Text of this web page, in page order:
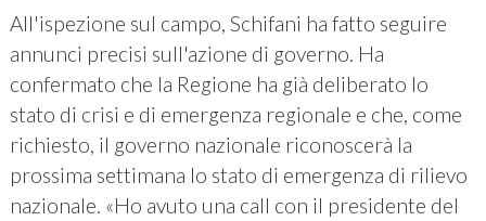
All'ispezione sul campo, Schifani ha fatto seguire
annunci precisi sull'azione di governo. Ha
confermato che la Regione ha già deliberato lo
stato di crisi e di emergenza regionale e che, come
richiesto, il governo nazionale riconoscerà la
prossima settimana lo stato di emergenza di rilievo
nazionale. «Ho avuto una call con il presidente del